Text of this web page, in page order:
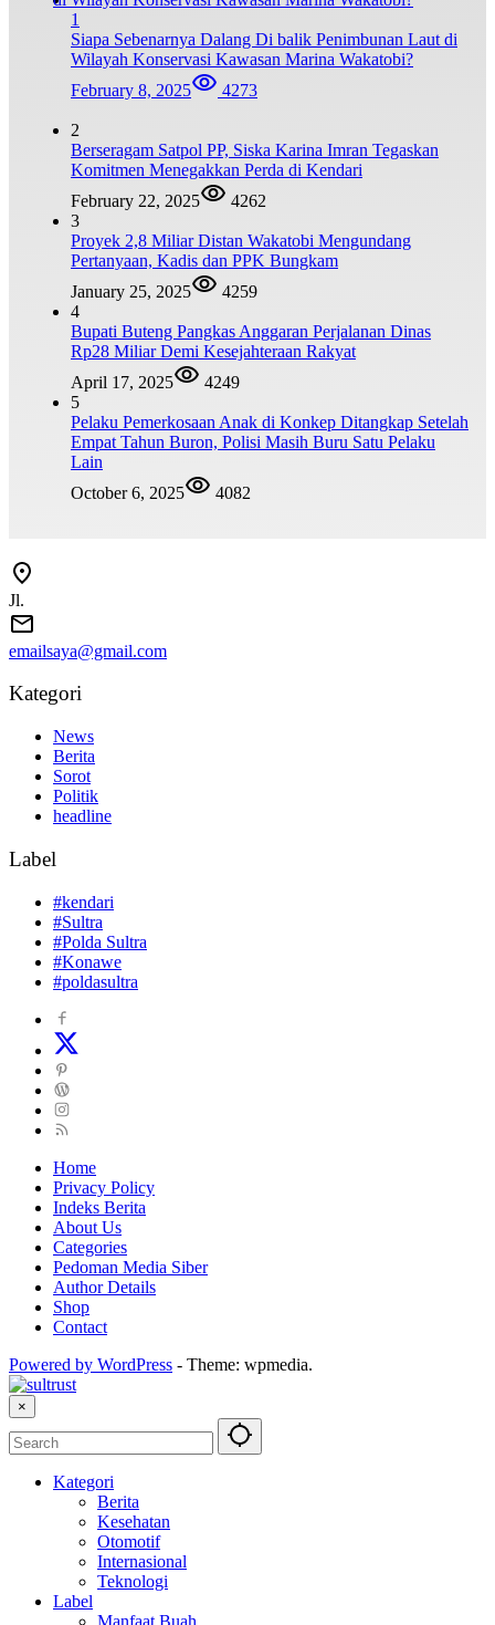
1
Siapa Sebenarnya Dalang Di balik Penimbunan Laut di
Wilayah Konservasi Kawasan Marina Wakatobi?
February 8, 2025
4273
2
Berseragam Satpol PP, Siska Karina Imran Tegaskan
Komitmen Menegakkan Perda di Kendari
February 22, 2025
4262
3
Proyek 2,8 Miliar Distan Wakatobi Mengundang
Pertanyaan, Kadis dan PPK Bungkam
January 25, 2025
4259
4
Bupati Buteng Pangkas Anggaran Perjalanan Dinas
Rp28 Miliar Demi Kesejahteraan Rakyat
April 17, 2025
4249
5
Pelaku Pemerkosaan Anak di Konkep Ditangkap Setelah
Empat Tahun Buron, Polisi Masih Buru Satu Pelaku
Lain
October 6, 2025
4082
Jl.
emailsaya@gmail.com
Kategori
News
Berita
Sorot
Politik
headline
Label
#kendari
#Sultra
#Polda Sultra
#Konawe
#poldasultra
Home
Privacy Policy
Indeks Berita
About Us
Categories
Pedoman Media Siber
Author Details
Shop
Contact
Powered by WordPress - Theme: wpmedia.
×
Kategori
Berita
Kesehatan
Otomotif
Internasional
Teknologi
Label
Manfaat Buah